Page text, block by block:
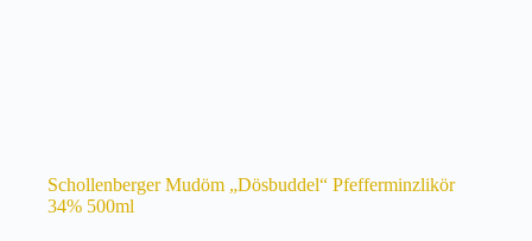
Schollenberger Mudöm „Dösbuddel“ Pfefferminzlikör
34% 500ml